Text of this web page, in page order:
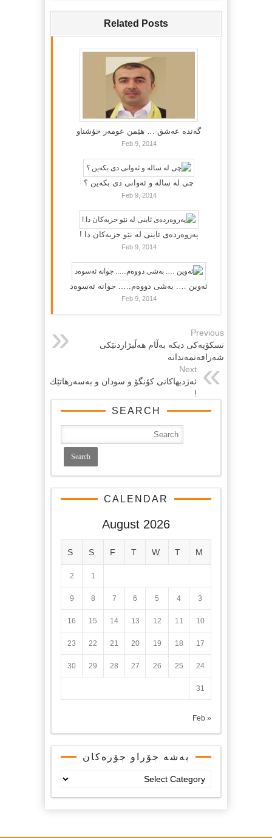
Related Posts
گه‌نده‌ عه‌شق … هێمن عومه‌ر خۆشناو
Feb 9, 2014
چی لە سالە و ئەوانی دی بكەین ؟
Feb 9, 2014
پەروەردەی ئاینی لە نێو حزبەکان دا !
Feb 9, 2014
ئەوین …. بەشی دووەم….. جوانە ئەسوەد
Feb 9, 2014
Previous
نسکۆیه‌کی دیکه‌ به‌ڵام هه‌ڵبژاردنێکی
شه‌رافه‌تمه‌ندانه‌
Next
ئەژدیهاكانی كۆنگۆ و سودان و بەسەرهاتێك
!
SEARCH
CALENDAR
August 2026
M
T
W
T
F
S
S
1
2
3
4
5
6
7
8
9
10
11
12
13
14
15
16
17
18
19
20
21
22
23
24
25
26
27
28
29
30
31
« Feb
بەشە جۆراو جۆرەکان
جۆرەکان